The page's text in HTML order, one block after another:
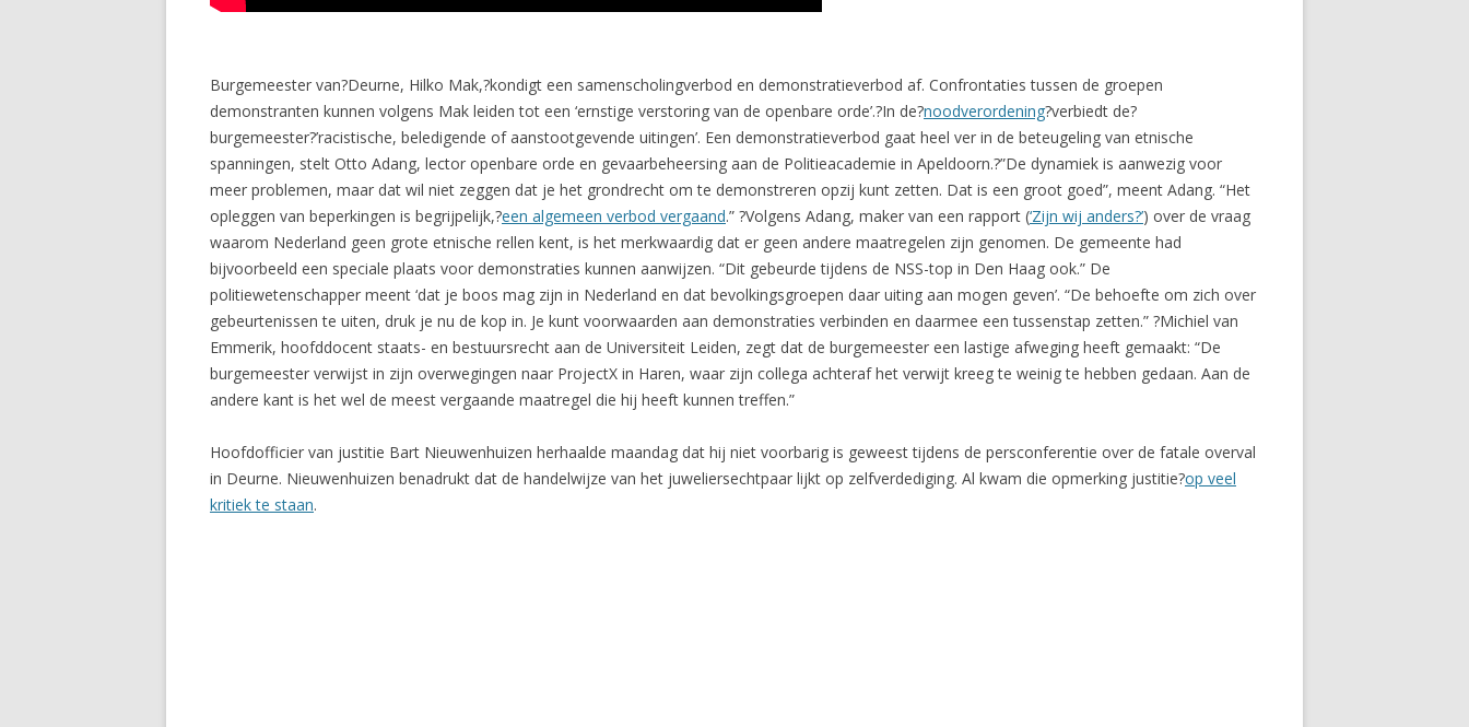
Burgemeester van?Deurne, Hilko Mak,?kondigt een samenscholingverbod en demonstratieverbod af. Confrontaties tussen de groepen
demonstranten kunnen volgens Mak leiden tot een ‘ernstige verstoring van de openbare orde’.?In de?noodverordening?verbiedt de?
burgemeester?’racistische, beledigende of aanstootgevende uitingen’. Een demonstratieverbod gaat heel ver in de beteugeling van etnische
spanningen, stelt Otto Adang, lector openbare orde en gevaarbeheersing aan de Politieacademie in Apeldoorn.?”De dynamiek is aanwezig voor
meer problemen, maar dat wil niet zeggen dat je het grondrecht om te demonstreren opzij kunt zetten. Dat is een groot goed”, meent Adang. “Het
opleggen van beperkingen is begrijpelijk,?een algemeen verbod vergaand.” ?Volgens Adang, maker van een rapport (‘Zijn wij anders?’) over de vraag
waarom Nederland geen grote etnische rellen kent, is het merkwaardig dat er geen andere maatregelen zijn genomen. De gemeente had
bijvoorbeeld een speciale plaats voor demonstraties kunnen aanwijzen. “Dit gebeurde tijdens de NSS-top in Den Haag ook.” De
politiewetenschapper meent ‘dat je boos mag zijn in Nederland en dat bevolkingsgroepen daar uiting aan mogen geven’. “De behoefte om zich over
gebeurtenissen te uiten, druk je nu de kop in. Je kunt voorwaarden aan demonstraties verbinden en daarmee een tussenstap zetten.” ?Michiel van
Emmerik, hoofddocent staats- en bestuursrecht aan de Universiteit Leiden, zegt dat de burgemeester een lastige afweging heeft gemaakt: “De
burgemeester verwijst in zijn overwegingen naar ProjectX in Haren, waar zijn collega achteraf het verwijt kreeg te weinig te hebben gedaan. Aan de
andere kant is het wel de meest vergaande maatregel die hij heeft kunnen treffen.”
Hoofdofficier van justitie Bart Nieuwenhuizen herhaalde maandag dat hij niet voorbarig is geweest tijdens de persconferentie over de fatale overval
in Deurne. Nieuwenhuizen benadrukt dat de handelwijze van het juweliersechtpaar lijkt op zelfverdediging. Al kwam die opmerking justitie?op veel
kritiek te staan.